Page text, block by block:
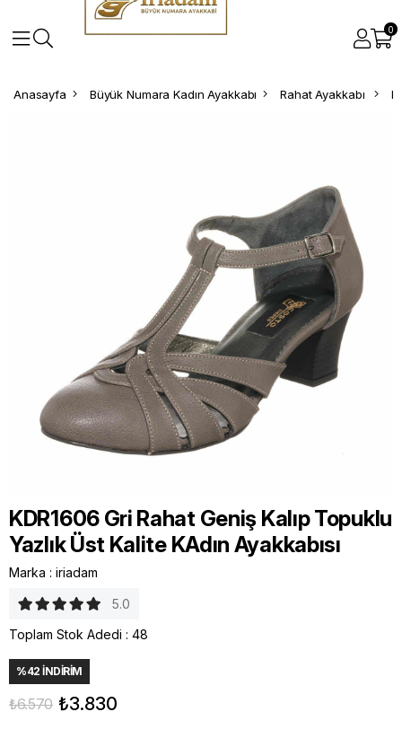
0
Anasayfa Büyük Numara Kadın Ayakkabı Rahat Ayakkabı
KDR1606 Gri Rahat Geniş Kalıp Topuklu
Yazlık Üst Kalite KAdın Ayakkabısı
Marka : iriadam
5.0
Toplam Stok Adedi : 48
%42 İNDIRIM
₺6.570 ₺3.830